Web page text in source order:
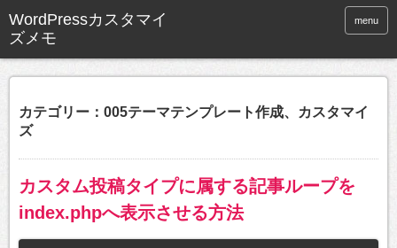
WordPressカスタマイ
ズメモ
menu
カテゴリー：005テーマテンプレート作成、カスタマイ
ズ
カスタム投稿タイプに属する記事ループを
index.phpへ表示させる方法